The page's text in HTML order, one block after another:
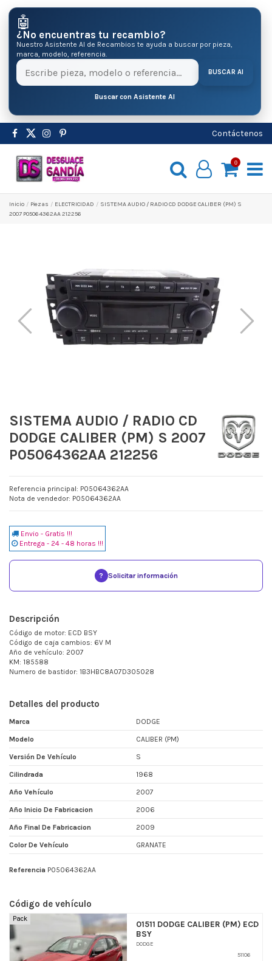
🤖
¿No encuentras tu recambio?
Nuestro Asistente AI de Recambios te ayuda a buscar por pieza,
marca, modelo, referencia.
BUSCAR AI
Buscar con Asistente AI
Contáctenos
0
Inicio Pіezas ELECTRICIDAD
SISTEMA AUDIO / RADIO CD DODGE CALIBER (PM) S
2007 P05064362AA 212256
SISTEMA AUDIO / RADIO CD
DODGE CALIBER (PM) S 2007
P05064362AA 212256
Referencia principal: P05064362AA
Nota de vendedor: P05064362AA
Envio - Gratis !!!
Entrega - 24 - 48 horas !!!
? Solicitar información
Descripción
Código de motor: ECD BSY
Código de caja cambios: 6V M
Año de vehículo: 2007
KM: 185588
Numero de bastidor: 1B3HBC8A07D305028
Detalles del producto
Marca DODGE
Modelo CALIBER (PM)
Versión De Vehículo S
Cilindrada 1968
Año Vehículo 2007
Año Inicio De Fabricacion 2006
Año Final De Fabricacion 2009
Color De Vehículo GRANATE
Referencia P05064362AA
Código de vehículo
Pack
01511 DODGE CALIBER (PM) ECD
BSY
DODGE
51106